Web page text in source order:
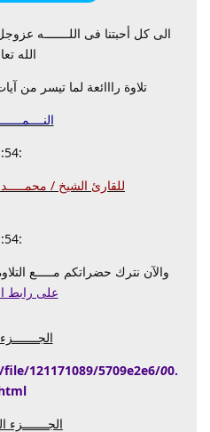
الى كل أحبتنا فى اللـــــــه
الله
تلاوة رااائعة لما تيسر من
:54:
للقارئ الشيخ / محمـــــد
:54:
والآن نترك حضراتكم مـــــع
على رابط
121171089/5709e2e6/00.
الجـــــــزء